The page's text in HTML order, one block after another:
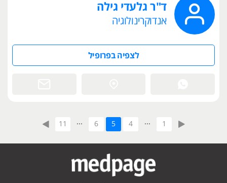
ד"ר גלעדי גילה
אנדוקרינולוגיה
לצפיה בפרופיל
1
...
4
5
6
...
11